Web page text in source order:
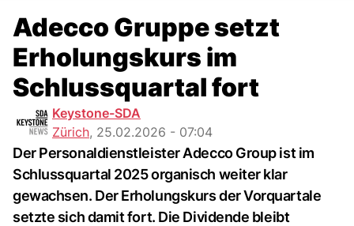
Adecco Gruppe setzt
Erholungskurs im
Schlussquartal fort
Keystone-SDA
Zürich, 25.02.2026 - 07:04
Der Personaldienstleister Adecco Group ist im
Schlussquartal 2025 organisch weiter klar
gewachsen. Der Erholungskurs der Vorquartale
setzte sich damit fort. Die Dividende bleibt